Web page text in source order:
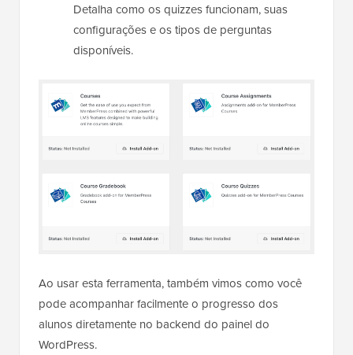
Detalha como os quizzes funcionam, suas
configurações e os tipos de perguntas
disponíveis.
Ao usar esta ferramenta, também vimos como você
pode acompanhar facilmente o progresso dos
alunos diretamente no backend do painel do
WordPress.